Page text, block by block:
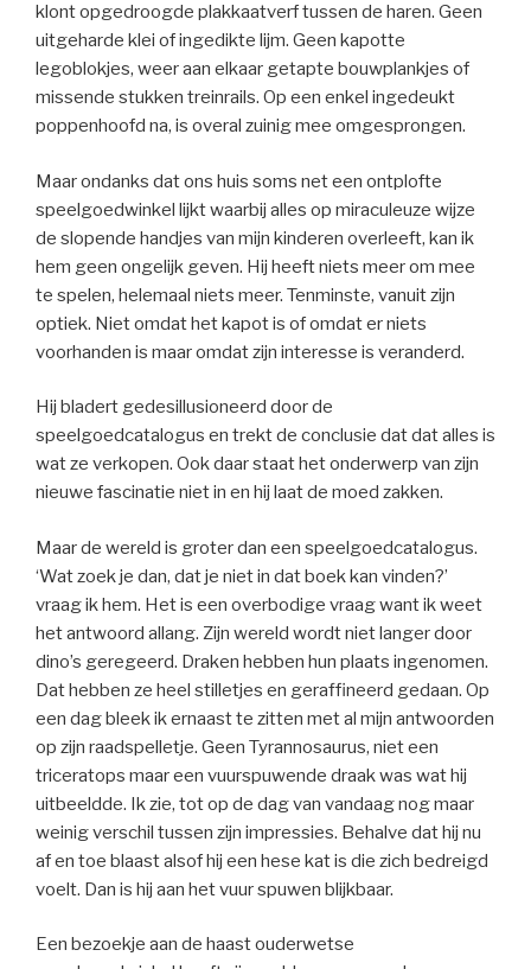
klont opgedroogde plakkaatverf tussen de haren. Geen
uitgeharde klei of ingedikte lijm. Geen kapotte
legoblokjes, weer aan elkaar getapte bouwplankjes of
missende stukken treinrails. Op een enkel ingedeukt
poppenhoofd na, is overal zuinig mee omgesprongen.
Maar ondanks dat ons huis soms net een ontplofte
speelgoedwinkel lijkt waarbij alles op miraculeuze wijze
de slopende handjes van mijn kinderen overleeft, kan ik
hem geen ongelijk geven. Hij heeft niets meer om mee
te spelen, helemaal niets meer. Tenminste, vanuit zijn
optiek. Niet omdat het kapot is of omdat er niets
voorhanden is maar omdat zijn interesse is veranderd.
Hij bladert gedesillusioneerd door de
speelgoedcatalogus en trekt de conclusie dat dat alles is
wat ze verkopen. Ook daar staat het onderwerp van zijn
nieuwe fascinatie niet in en hij laat de moed zakken.
Maar de wereld is groter dan een speelgoedcatalogus.
‘Wat zoek je dan, dat je niet in dat boek kan vinden?’
vraag ik hem. Het is een overbodige vraag want ik weet
het antwoord allang. Zijn wereld wordt niet langer door
dino’s geregeerd. Draken hebben hun plaats ingenomen.
Dat hebben ze heel stilletjes en geraffineerd gedaan. Op
een dag bleek ik ernaast te zitten met al mijn antwoorden
op zijn raadspelletje. Geen Tyrannosaurus, niet een
triceratops maar een vuurspuwende draak was wat hij
uitbeeldde. Ik zie, tot op de dag van vandaag nog maar
weinig verschil tussen zijn impressies. Behalve dat hij nu
af en toe blaast alsof hij een hese kat is die zich bedreigd
voelt. Dan is hij aan het vuur spuwen blijkbaar.
Een bezoekje aan de haast ouderwetse